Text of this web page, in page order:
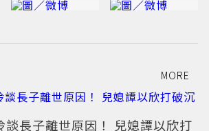
MORE
談長子離世原因！ 兒媳譚以欣打